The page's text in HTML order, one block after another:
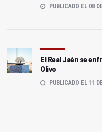
PUBLICADO EL 08
El Real Jaén se
Olivo
PUBLICADO EL 11